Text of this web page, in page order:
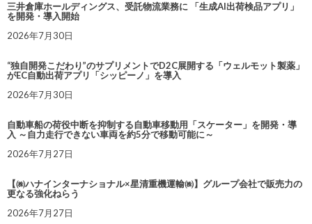
三井倉庫ホールディングス、受託物流業務に 「生成AI出荷検品アプリ」
を開発・導入開始
2026年7月30日
“独自開発こだわり”のサプリメントでD2C展開する「ウェルモット製薬」
がEC自動出荷アプリ「シッピーノ」を導入
2026年7月30日
自動車船の荷役中断を抑制する自動車移動用「スケーター」を開発・導
入 ～自力走行できない車両を約5分で移動可能に～
2026年7月27日
【㈱ハナインターナショナル×星清重機運輸㈱】グループ会社で販売力の
更なる強化ねらう
2026年7月27日